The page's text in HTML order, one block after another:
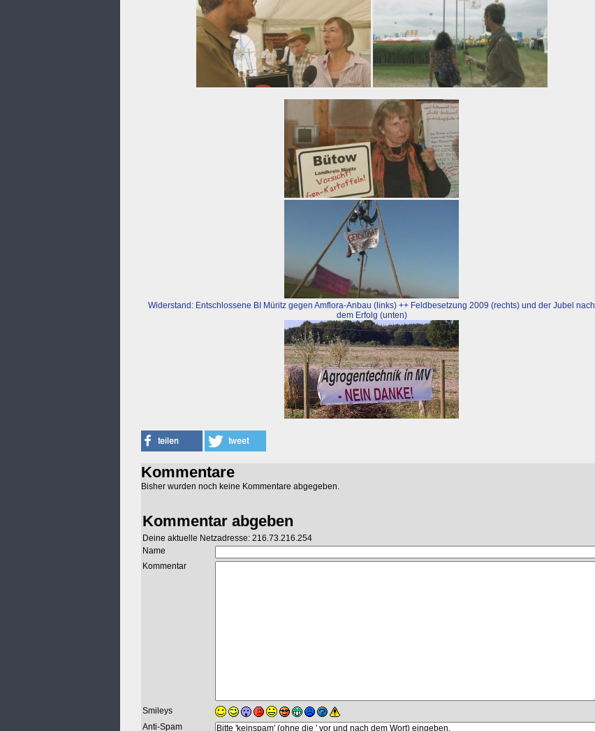
Widerstand: Entschlossene BI Müritz gegen Amflora-Anbau (links) ++ Feldbesetzung 2009 (rechts) und der Jubel nach
dem Erfolg (unten)
Kommentare
Bisher wurden noch keine Kommentare abgegeben.
Kommentar abgeben
Deine aktuelle Netzadresse: 216.73.216.254
Name
Kommentar
Smileys
Anti-Spam